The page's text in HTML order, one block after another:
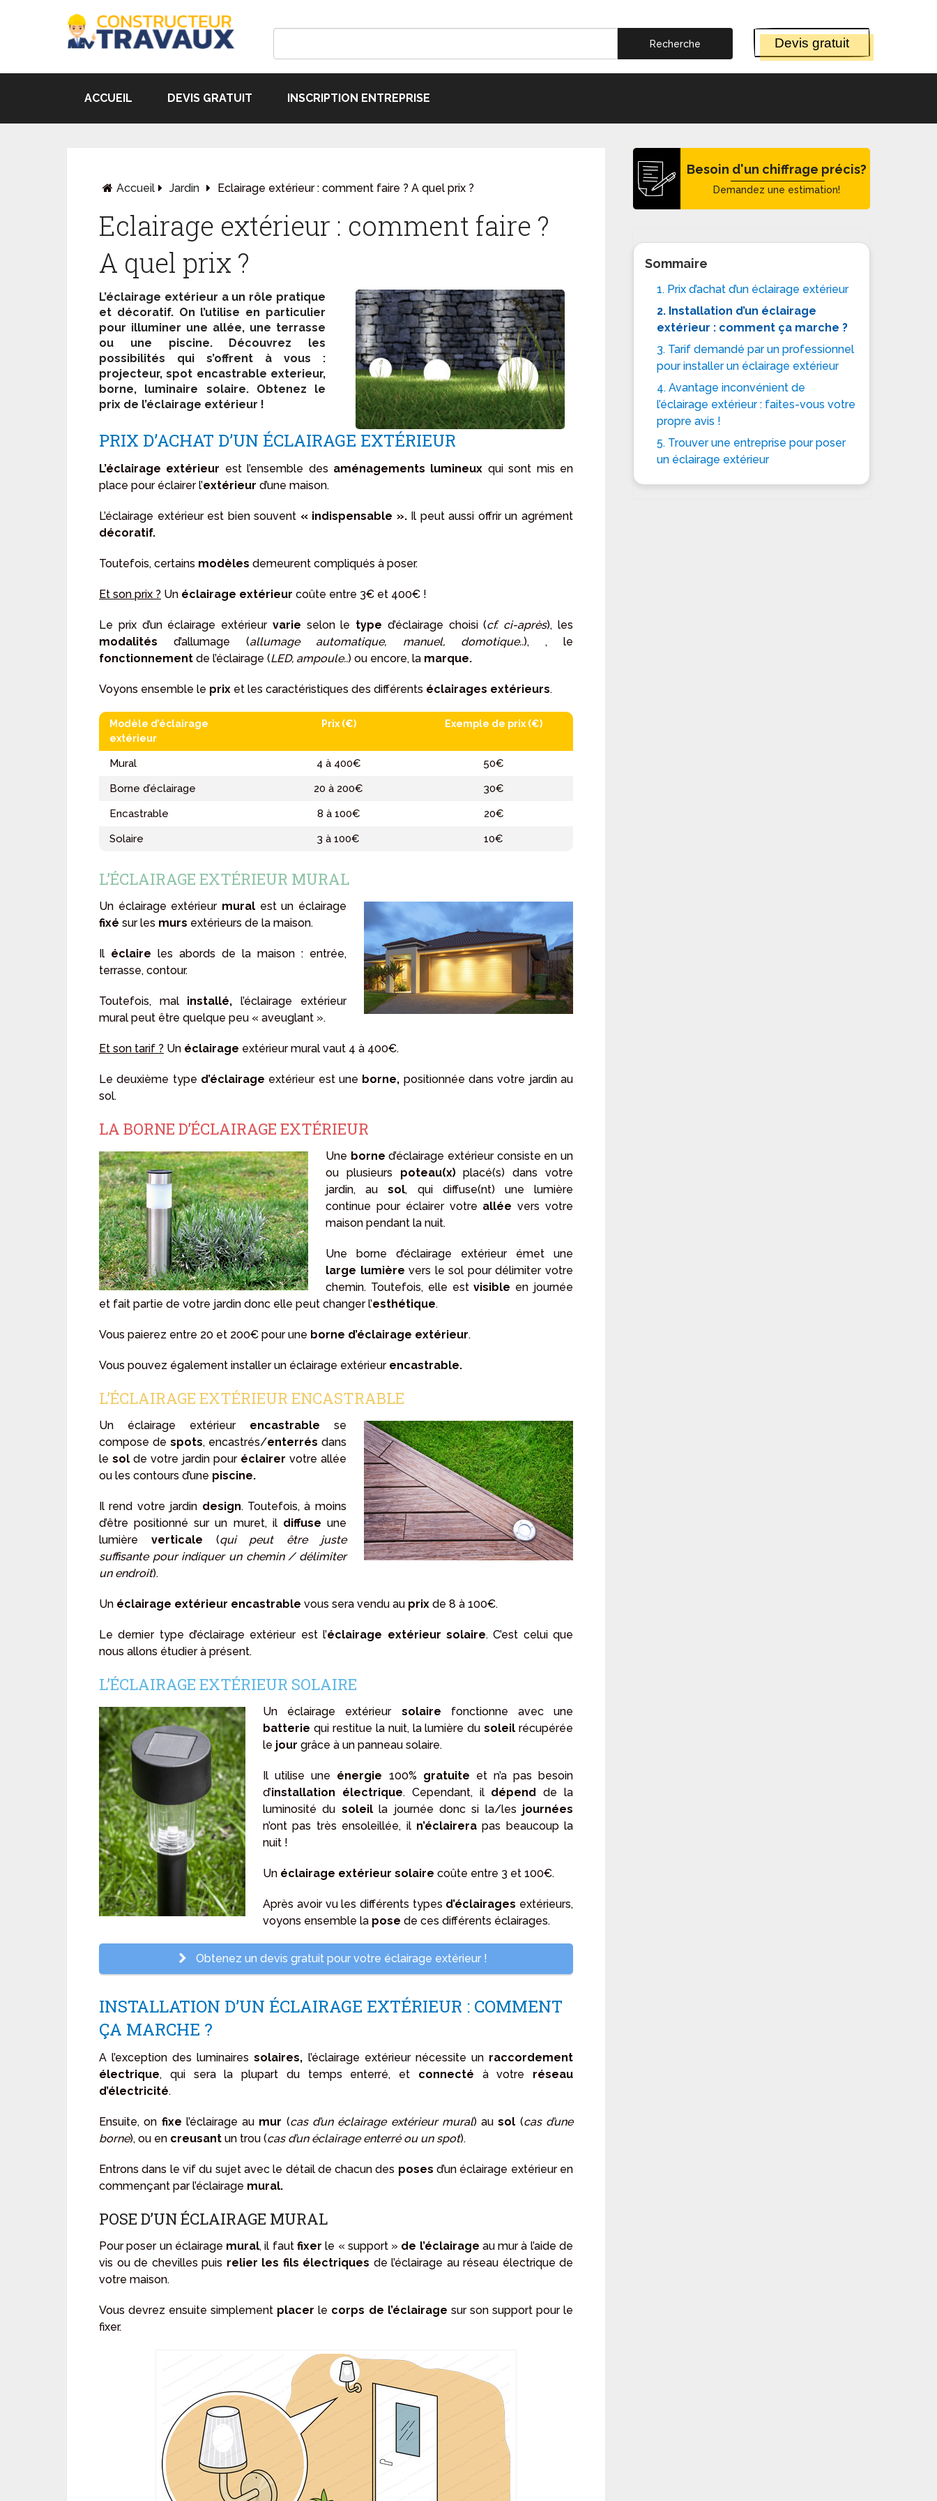
Devis gratuit
ACCUEIL DEVIS GRATUIT INSCRIPTION ENTREPRISE
Accueil Jardin Eclairage extérieur : comment faire ? A quel prix ?
Eclairage extérieur : comment faire ?
A quel prix ?
L’éclairage extérieur a un rôle pratique
et décoratif. On l’utilise en particulier
pour illuminer une allée, une terrasse
ou une piscine. Découvrez les
possibilités qui s’offrent à vous :
projecteur, spot encastrable exterieur,
borne, luminaire solaire. Obtenez le
prix de l’éclairage extérieur !
PRIX D’ACHAT D’UN ÉCLAIRAGE EXTÉRIEUR
L’éclairage extérieur est l’ensemble des aménagements lumineux qui sont mis en
place pour éclairer l’extérieur d’une maison.
L’éclairage extérieur est bien souvent « indispensable ».Il peut aussi offrir un agrément
décoratif.
Toutefois, certains modèles demeurent compliqués à poser.
Et son prix ? Un éclairage extérieur coûte entre 3€ et 400€ !
Le prix d’un éclairage extérieur varie selon le type d’éclairage choisi (cf. ci-après), les
modalités d’allumage (allumage automatique, manuel, domotique..), , le
fonctionnement de l’éclairage (LED, ampoule..) ou encore, la marque.
Voyons ensemble le prix et les caractéristiques des différents éclairages extérieurs.
Modèle d’éclairage
extérieur
Prix (€) Exemple de prix (€)
Mural 4 à 400€
50€
Borne d’éclairage
20 à 200€
30€
Encastrable
8 à 100€
20€
Solaire
3 à 100€ 10€
L’ÉCLAIRAGE EXTÉRIEUR MURAL
Un éclairage extérieur muralest un éclairage
fixé sur les murs extérieurs de la maison.
Il éclaire les abords de la maison : entrée,
terrasse, contour.
Toutefois, mal installé, l’éclairage extérieur
mural peut être quelque peu « aveuglant ».
Et son tarif ? Un éclairage extérieur mural vaut 4 à 400€.
Le deuxième type d’éclairage extérieur est une borne, positionnée dans votre jardin au
sol.
LA BORNE D’ÉCLAIRAGE EXTÉRIEUR
Une borne d’éclairage extérieur consiste en un
ou plusieurs poteau(x)placé(s) dans votre
jardin, ausol, qui diffuse(nt) une lumière
continue pour éclairer votre allée vers votre
maison pendant la nuit.
Une borne d’éclairage extérieur émet une
large lumière vers le sol pour délimiter votre
chemin. Toutefois, elle estvisible en journée
et fait partie de votre jardin donc elle peut changer l’esthétique.
Vous paierez entre 20 et 200€ pour une borne d’éclairage extérieur.
Vous pouvez également installer un éclairage extérieur encastrable.
L’ÉCLAIRAGE EXTÉRIEUR ENCASTRABLE
Un éclairage extérieur encastrable se
compose de spots, encastrés/enterrés dans
le solde votre jardin pour éclairer votre allée
ou les contours d’une piscine.
Il rend votre jardin design. Toutefois, à moins
d’être positionné sur un muret, il diffuse une
lumière verticale (qui peut être juste
suffisante pour indiquer un chemin / délimiter
un endroit).
Un éclairage extérieur encastrable vous sera vendu au prix de 8 à 100€.
Le dernier type d’éclairage extérieur est l’éclairage extérieur solaire. C’est celui que
nous allons étudier à présent.
L’ÉCLAIRAGE EXTÉRIEUR SOLAIRE
Un éclairage extérieur solaire fonctionne avec une
batterie qui restitue la nuit, la lumière dusoleil récupérée
le jour grâce à un panneau solaire.
Il utilise une énergie 100% gratuite et n’a pas besoin
d’installation électrique. Cependant, il dépend de la
luminosité du soleilla journée donc si la/les journées
n’ont pas très ensoleillée, il n’éclairerapas beaucoup la
nuit !
Un éclairage extérieur solaire coûte entre 3 et 100€.
Après avoir vu les différents types d’éclairages extérieurs,
voyons ensemble la pose de ces différents éclairages.
Obtenez un devis gratuit pour votre éclairage extérieur !
INSTALLATION D’UN ÉCLAIRAGE EXTÉRIEUR : COMMENT
ÇA MARCHE ?
A l’exception des luminairessolaires, l’éclairage extérieur nécessite un raccordement
électrique, qui sera la plupart du temps enterré, et connecté à votre réseau
d’électricité.
Ensuite, on fixe l’éclairage au mur (cas d’un éclairage extérieur mural) ausol (cas d’une
borne), ou en creusant un trou (cas d’un éclairage enterré ou un spot).
Entrons dans le vif du sujet avec le détail de chacun des poses d’un éclairage extérieur en
commençant par l’éclairage mural.
POSE D’UN ÉCLAIRAGE MURAL
Pour poser un éclairage mural, il faut fixer le « support » de l’éclairage au mur à l’aide de
vis ou de chevilles puis relier les fils électriques de l’éclairage au réseau électrique de
votre maison.
Vous devrez ensuite simplement placer le corps de l’éclairage sur son support pour le
fixer.
Besoin d'un chiffrage précis?
Demandez une estimation!
Sommaire
1. Prix d’achat d’un éclairage extérieur
2. Installation d’un éclairage
extérieur : comment ça marche ?
3. Tarif demandé par un professionnel
pour installer un éclairage extérieur
4. Avantage inconvénient de
l’éclairage extérieur : faites-vous votre
propre avis !
5. Trouver une entreprise pour poser
un éclairage extérieur